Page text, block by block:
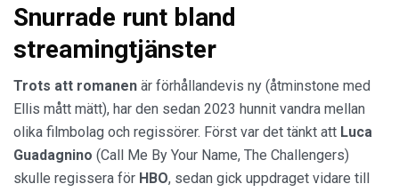
Snurrade runt bland
streamingtjänster
Trots att romanen är förhållandevis ny (åtminstone med
Ellis mått mätt), har den sedan 2023 hunnit vandra mellan
olika filmbolag och regissörer. Först var det tänkt att Luca
Guadagnino (Call Me By Your Name, The Challengers)
skulle regissera för HBO, sedan gick uppdraget vidare till